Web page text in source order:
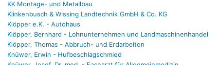
KK Montage- und Metallbau
Klinkenbusch & Wissing Landtechnik GmbH & Co. KG
Klöpper e.K. - Autohaus
Klöpper, Bernhard - Lohnunternehmen und Landmaschinenhandel
Klöpper, Thomas - Abbruch- und Erdarbeiten
Knüwer, Erwin - Hufbeschlagschmied